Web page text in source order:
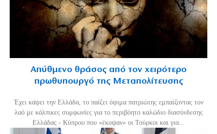
Απύθμενο θράσος από τον χειρότερο
πρωθυπουργό της Μεταπολίτευσης
Έχει κάψει την Ελλάδα, το παίζει όψιμα πατριώτης εμπαίζοντας τον
λαό με κάλπικες συμφωνίες για το περιβόητο καλώδιο διασύνδεσης
Ελλάδας - Κύπρου που «έκοψαν» οι Τούρκοι και για...